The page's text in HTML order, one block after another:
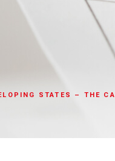
STATES – THE